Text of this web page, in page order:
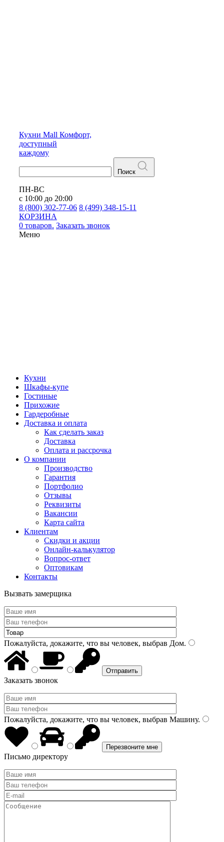
Кухни Mall Комфорт,
доступный
каждому
Поиск
ПН-ВС
с 10:00 до 20:00
8 (800) 302-77-06 8 (499) 348-15-11
КОРЗИНА
0 товаров. Заказать звонок
Меню
Кухни
Шкафы-купе
Гостиные
Прихожие
Гардеробные
Доставка и оплата
Как сделать заказ
Доставка
Оплата и рассрочка
О компании
Производство
Гарантия
Портфолио
Отзывы
Реквизиты
Вакансии
Карта сайта
Клиентам
Скидки и акции
Онлайн-калькулятор
Вопрос-ответ
Оптовикам
Контакты
Вызвать замерщика
Пожалуйста, докажите, что вы человек, выбрав Дом.
Заказать звонок
Пожалуйста, докажите, что вы человек, выбрав Машину.
Письмо директору